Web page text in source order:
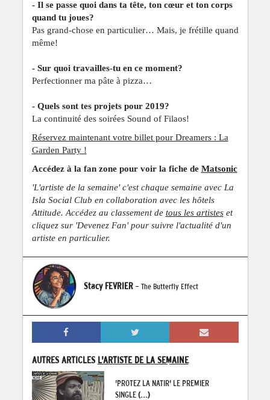
- Il se passe quoi dans ta tête, ton cœur et ton corps
quand tu joues?
Pas grand-chose en particulier… Mais, je frétille quand
même!
- Sur quoi travailles-tu en ce moment?
Perfectionner ma pâte à pizza…
- Quels sont tes projets pour 2019?
La continuité des soirées Sound of Filaos!
Réservez maintenant votre billet pour Dreamers : La
Garden Party !
Accédez à la fan zone pour voir la fiche de Matsonic
'L'artiste de la semaine' c'est chaque semaine avec La
Isla Social Club en collaboration avec les hôtels
Attitude. Accédez au classement de tous les artisteset
cliquez sur 'Devenez Fan' pour suivre l'actualité d'un
artiste en particulier.
Stacy FEVRIER - The Butterfly Effect
AUTRES ARTICLES L'ARTISTE DE LA SEMAINE
'PROTEZ LA NATIR' LE PREMIER
SINGLE(...)